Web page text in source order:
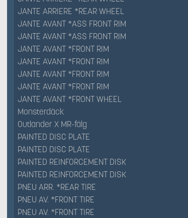
JANTE ARRIERE *REAR WHEEL
JANTE AVANT *ASS FRONT RIM
JANTE AVANT *ASS FRONT RIM
JANTE AVANT *FRONT RIM
JANTE AVANT *FRONT RIM
JANTE AVANT *FRONT RIM
JANTE AVANT *FRONT RIM
JANTE AVANT *FRONT WHEEL
Monsterdäck
Outlander X MR-fälg
PAINTED DISC PLATE
PAINTED DISC PLATE
PAINTED REINFORCEMENT DISK
PAINTED REINFORCEMENT DISK
PNEU ARR. *REAR TIRE
PNEU AV. *FRONT TIRE
PNEU AV. *FRONT TIRE